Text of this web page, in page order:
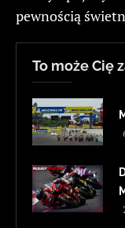
pewnością
To może Cię